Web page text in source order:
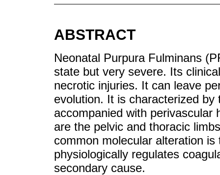
ABSTRACT
Neonatal Purpura Fulminans
state but very severe. Its
necrotic injuries. It can leave
evolution. It is characterized
accompanied with perivascular
are the pelvic and thoracic
common molecular alteration
physiologically regulates
secondary cause.